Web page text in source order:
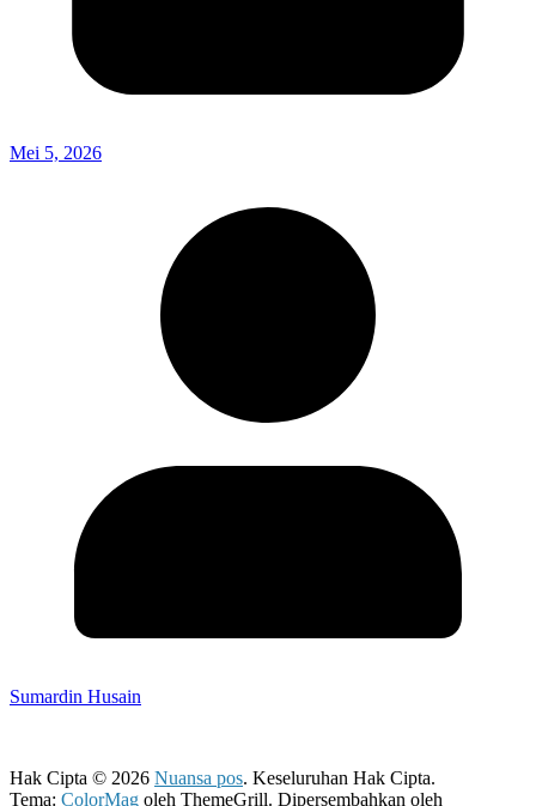
Mei 5, 2026
Sumardin Husain
Hak Cipta © 2026 Nuansa pos. Keseluruhan Hak Cipta.
Tema: ColorMag oleh ThemeGrill. Dipersembahkan oleh